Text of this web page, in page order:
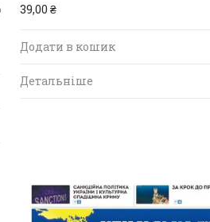
39,00 ₴
Додати в кошик
Детальніше